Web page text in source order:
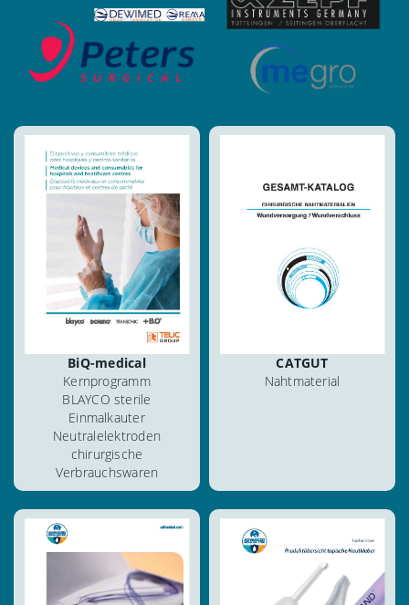
ansehen
herunterladen
blättern
BiQ-medical
Kernprogramm
BLAYCO sterile
Einmalkauter
Neutralelektroden
chirurgische
Verbrauchswaren
ansehen
herunterladen
blättern
CATGUT
Nahtmaterial
ansehen ansehen